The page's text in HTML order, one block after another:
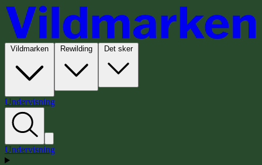
Det sker
Undervisning
Undervisning